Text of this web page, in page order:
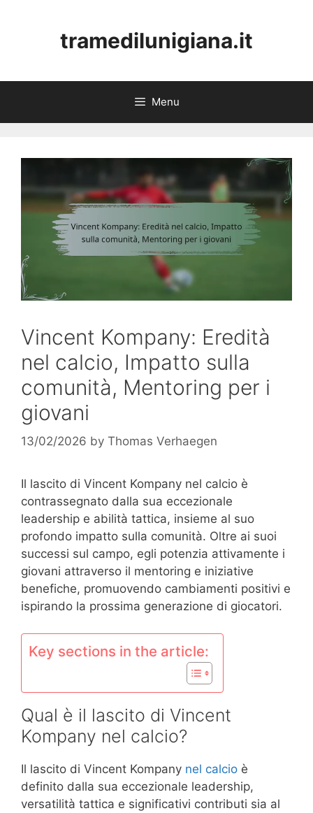
tramedilunigiana.it
Menu
Vincent Kompany: Eredità
nel calcio, Impatto sulla
comunità, Mentoring per i
giovani
13/02/2026 by Thomas Verhaegen
Il lascito di Vincent Kompany nel calcio è
contrassegnato dalla sua eccezionale
leadership e abilità tattica, insieme al suo
profondo impatto sulla comunità. Oltre ai suoi
successi sul campo, egli potenzia attivamente i
giovani attraverso il mentoring e iniziative
benefiche, promuovendo cambiamenti positivi e
ispirando la prossima generazione di giocatori.
Key sections in the article:
Qual è il lascito di Vincent
Kompany nel calcio?
Il lascito di Vincent Kompany nel calcio è
definito dalla sua eccezionale leadership,
versatilità tattica e significativi contributi sia al